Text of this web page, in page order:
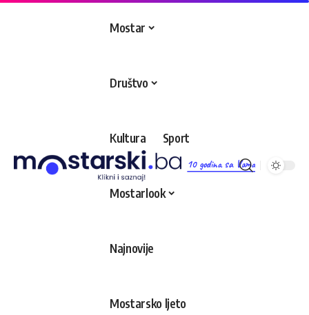
10 godina sa Vama
Mostar
Društvo
Kultura Sport
Mostarlook
Najnovije
Mostarsko ljeto